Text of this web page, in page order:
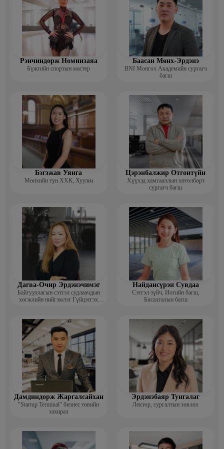
Рэнчиндорж Номинзаяа
Бүжгийн спортын мастер
Баасан Мөнх-Эрдэнэ
BNI Монгол Академийн сургагч
багш
Бэгзжав Уянга
Мөнхийн тун ХХК, Хуульч
Цэрэнбалжир Отгонтүйн
Хүүхэд хамгааллын хөтөлбөрт
сургагч багш
Дагва-Очир Эрдэнэчимэг
Байгууллагын сэтгэл судлаачдын
хөгжлийн нийгэмлэг Гүйцэтгэх
Найдансүрэн Сувдаа
Сэтгэл зүйч, Иогийн багш,
Бясалгалын багш
Дамдиндорж Жаргалсайхан
"Startup Terminal" бизнес төвийн
захирал
Эрдэнэбаяр Тунгалаг
Лектор, сургалтын зөвлөх